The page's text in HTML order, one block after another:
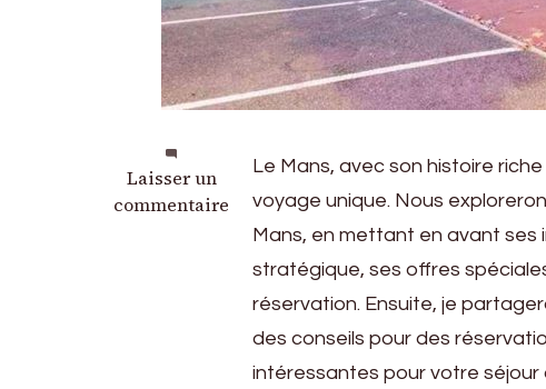
Laisser un
commentaire
sur
Guide
l’Hébergement
Découvrez
Le Mans, avec son histoire
voyage unique. Nous
Mans, en mettant en avant ses
stratégique, ses offres
réservation. Ensuite, je
des conseils pour des
intéressantes pour votre séjour